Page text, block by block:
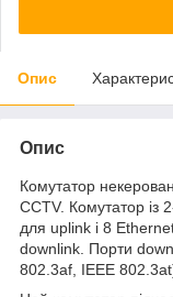
Опис
Опис
Комутатор
CCTV. Комутатор
для uplink і 8
downlink. Порти
802.3af, IEEE